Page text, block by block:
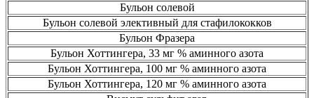
Бульон солевой
Бульон солевой элективный для стафилококков
Бульон Фразера
Бульон Хоттингера, 33 мг % аминного азота
Бульон Хоттингера, 100 мг % аминного азота
Бульон Хоттингера, 120 мг % аминного азота